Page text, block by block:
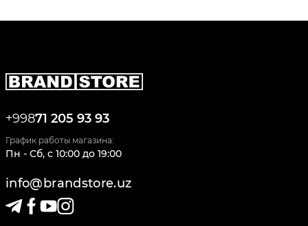
+99871 205 93 93
График работы магазина:
Пн - Сб, c 10:00 до 19:00
info@brandstore.uz